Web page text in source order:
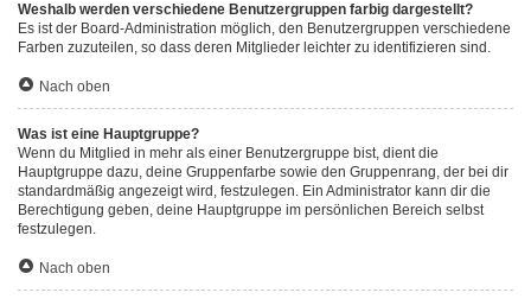
Weshalb werden verschiedene Benutzergruppen farbig dargestellt?
Es ist der Board-Administration möglich, den Benutzergruppen verschiedene
Farben zuzuteilen, so dass deren Mitglieder leichter zu identifizieren sind.
Nach oben
Was ist eine Hauptgruppe?
Wenn du Mitglied in mehr als einer Benutzergruppe bist, dient die
Hauptgruppe dazu, deine Gruppenfarbe sowie den Gruppenrang, der bei dir
standardmäßig angezeigt wird, festzulegen. Ein Administrator kann dir die
Berechtigung geben, deine Hauptgruppe im persönlichen Bereich selbst
festzulegen.
Nach oben